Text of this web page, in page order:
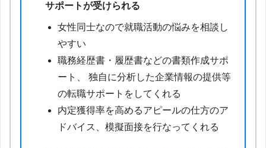
サポートが受けられる
女性同士なので就職活動の悩みを相談し
やすい
職務経歴書・履歴書などの書類作成サポ
ート、 独自に分析した企業情報の提供等
の転職サポートをしてくれる
内定獲得率を高めるアピールの仕方のア
ドバイス、模擬面接を行なってくれる